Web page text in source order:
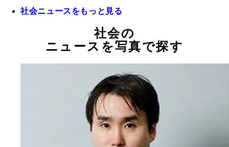
社会ニュースをもっと見る
社会の
ニュースを写真で探す